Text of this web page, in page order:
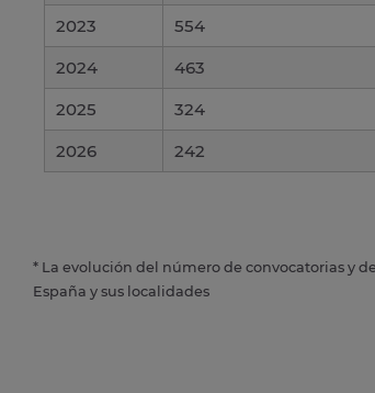
2023
554
2024
463
2025
324
2026
242
* La evolución del número de convocatorias y
España y sus localidades